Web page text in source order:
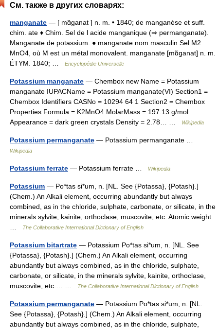
См. также в других словарях:
manganate — [ mɑ̃ganat ] n. m. • 1840; de manganèse et suff.
chim. ate ♦ Chim. Sel de l acide manganique (⇒ permanganate).
Manganate de potassium. ● manganate nom masculin Sel M2
MnO4, où M est un métal monovalent. manganate [mɑ̃ganat] n. m.
ÉTYM. 1840; …
Encyclopédie Universelle
Potassium manganate — Chembox new Name = Potassium
manganate IUPACName = Potassium manganate(VI) Section1 =
Chembox Identifiers CASNo = 10294 64 1 Section2 = Chembox
Properties Formula = K2MnO4 MolarMass = 197.13 g/mol
Appearance = dark green crystals Density = 2.78… …
Wikipedia
Potassium permanganate — Potassium permanganate …
Wikipedia
Potassium ferrate — Potassium ferrate … Wikipedia
Potassium — Po*tas si*um, n. [NL. See {Potassa}, {Potash}.]
(Chem.) An Alkali element, occurring abundantly but always
combined, as in the chloride, sulphate, carbonate, or silicate, in the
minerals sylvite, kainite, orthoclase, muscovite, etc. Atomic weight
The Collaborative International Dictionary of English
Potassium bitartrate — Potassium Po*tas si*um, n. [NL. See
{Potassa}, {Potash}.] (Chem.) An Alkali element, occurring
abundantly but always combined, as in the chloride, sulphate,
carbonate, or silicate, in the minerals sylvite, kainite, orthoclase,
muscovite, etc.… …
The Collaborative International Dictionary of English
Potassium permanganate — Potassium Po*tas si*um, n. [NL.
See {Potassa}, {Potash}.] (Chem.) An Alkali element, occurring
abundantly but always combined, as in the chloride, sulphate,